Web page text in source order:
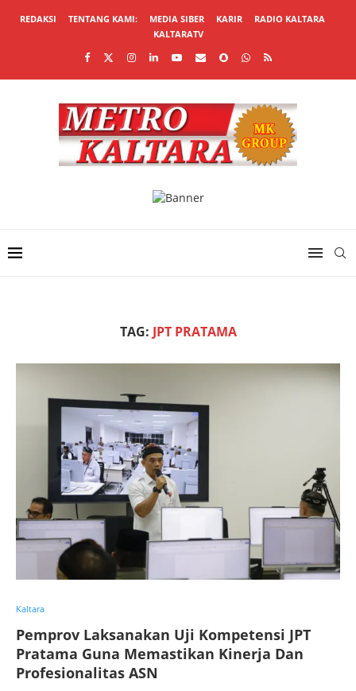
REDAKSI TENTANG KAMI: MEDIA SIBER KARIR
RADIO KALTARA
KALTARATV
TAG: JPT PRATAMA
Kaltara
Pemprov Laksanakan Uji Kompetensi JPT
Pratama Guna Memastikan Kinerja Dan
Profesionalitas ASN